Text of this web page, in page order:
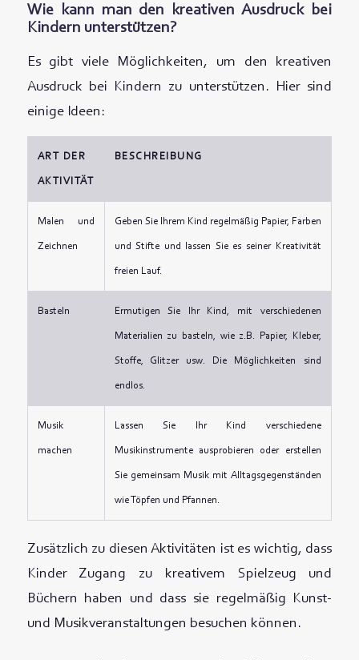
Wie kann man den kreativen Ausdruck bei
Kindern unterstützen?
Es gibt viele Möglichkeiten, um den kreativen
Ausdruck bei Kindern zu unterstützen. Hier sind
einige Ideen:
ART DER
AKTIVITÄT
BESCHREIBUNG
Malen und
Zeichnen
Geben Sie Ihrem Kind regelmäßig Papier, Farben
und Stifte und lassen Sie es seiner Kreativität
freien Lauf.
Basteln Ermutigen Sie Ihr Kind, mit verschiedenen
Materialien zu basteln, wie z.B. Papier, Kleber,
Stoffe, Glitzer usw. Die Möglichkeiten sind
endlos.
Musik
machen
Lassen Sie Ihr Kind verschiedene
Musikinstrumente ausprobieren oder erstellen
Sie gemeinsam Musik mit Alltagsgegenständen
wie Töpfen und Pfannen.
Zusätzlich zu diesen Aktivitäten ist es wichtig, dass
Kinder Zugang zu kreativem Spielzeug und
Büchern haben und dass sie regelmäßig Kunst-
und Musikveranstaltungen besuchen können.